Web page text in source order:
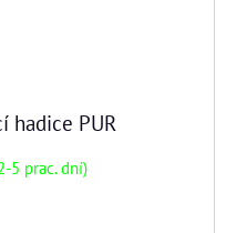
hadice PUR
5 prac. dní)